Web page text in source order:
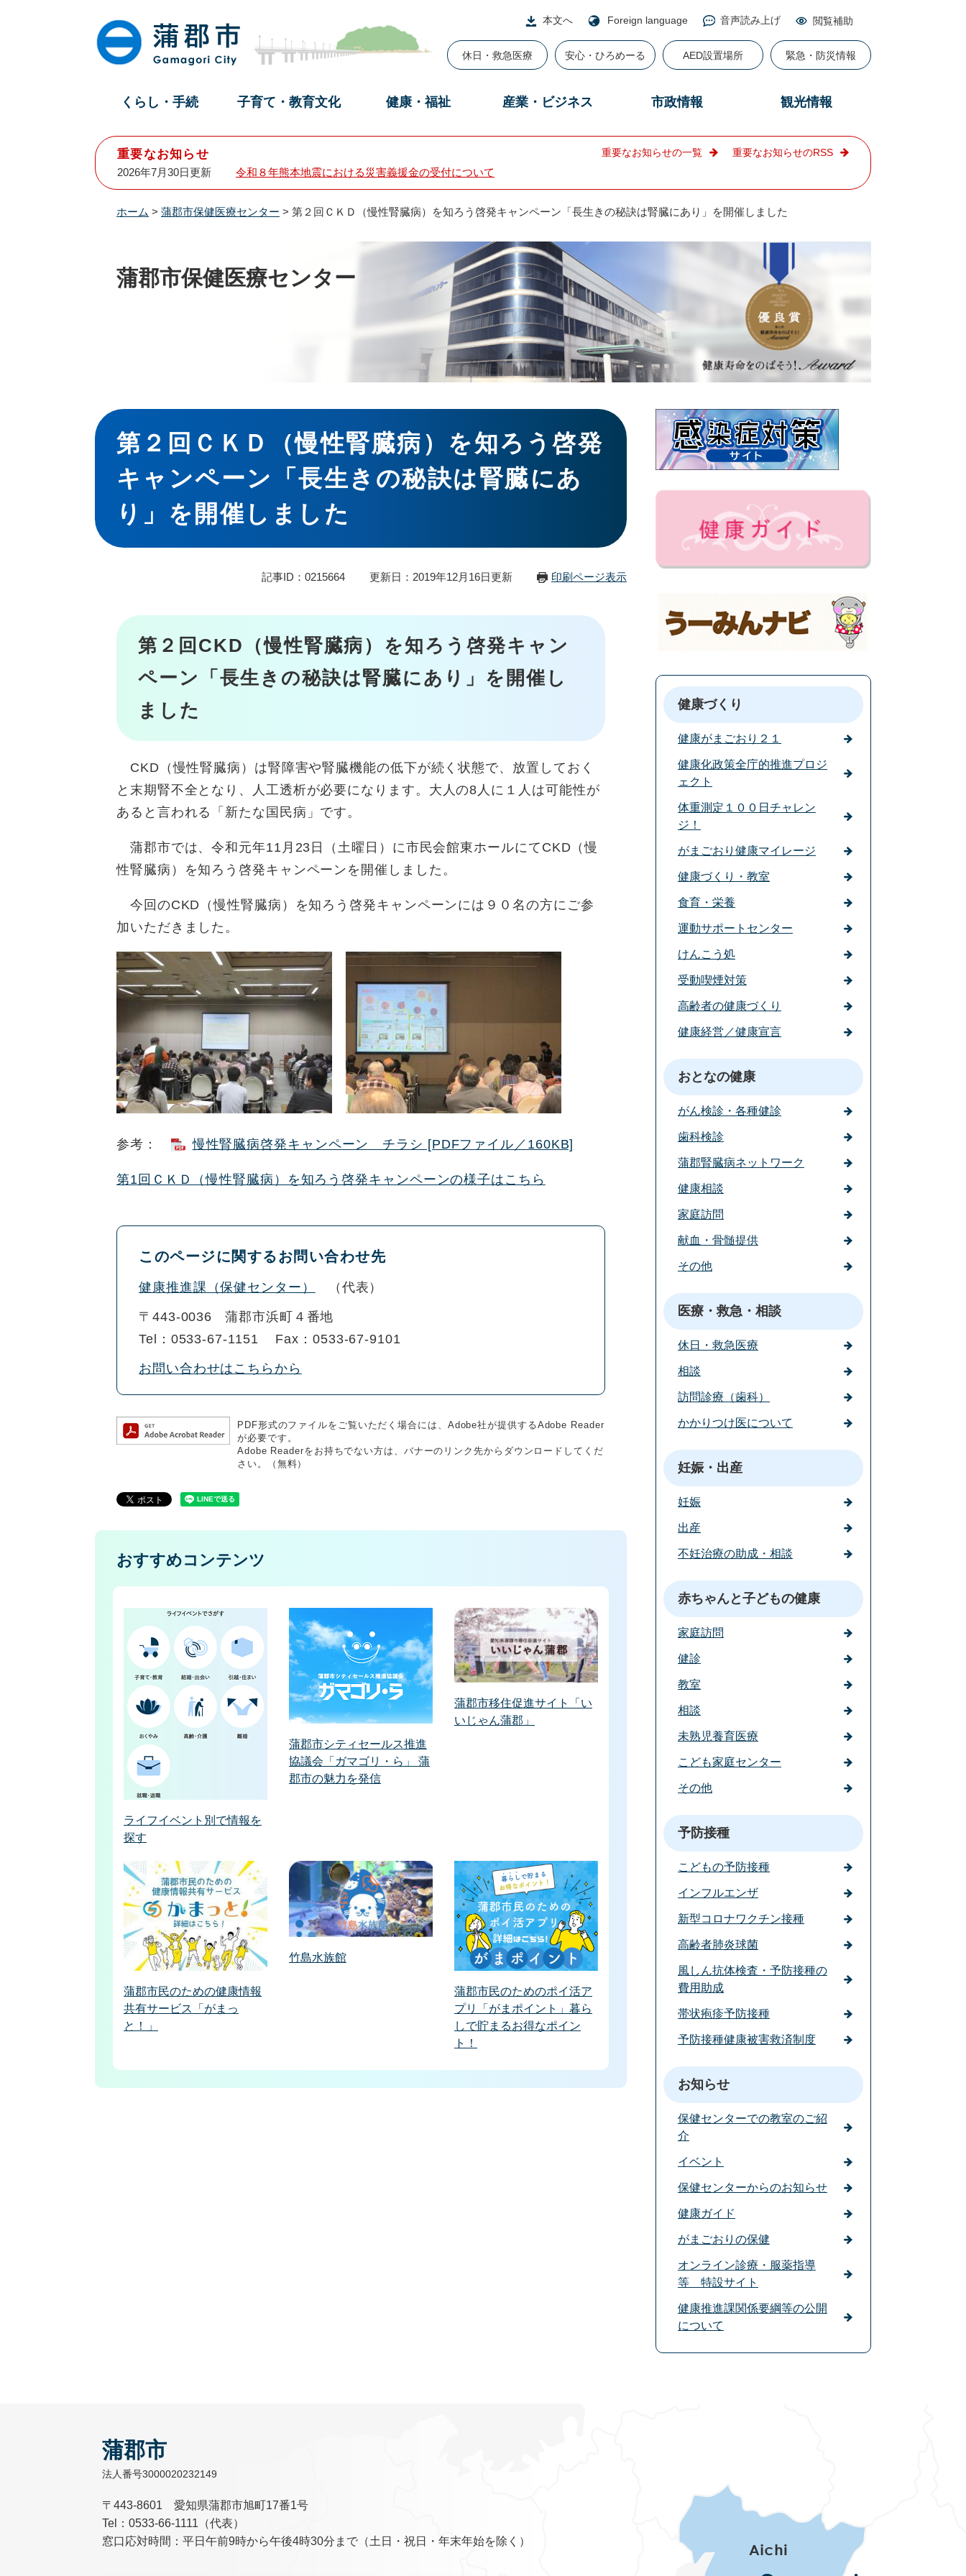
本文へ Foreign language 音声読み上げ 閲覧補助
休日・救急医療 安心・ひろめーる AED設置場所 緊急・防災情報
くらし・手続 子育て・教育文化 健康・福祉 産業・ビジネス 市政情報 観光情報
重要なお知らせ
2026年7月30日更新 令和８年熊本地震における災害義援金の受付について
重要なお知らせの一覧 重要なお知らせのRSS
ホーム > 蒲郡市保健医療センター > 第２回ＣＫＤ（慢性腎臓病）を知ろう啓発キャンペーン「長生きの秘訣は腎臓にあり」を開催しました
蒲郡市保健医療センター
本
文
第２回ＣＫＤ（慢性腎臓病）を知ろう啓発
キャンペーン「長生きの秘訣は腎臓にあ
り」を開催しました
記事ID：0215664 更新日：2019年12月16日更新 印刷ページ表示
第２回CKD（慢性腎臓病）を知ろう啓発キャン
ペーン「長生きの秘訣は腎臓にあり」を開催し
ました
CKD（慢性腎臓病）は腎障害や腎臓機能の低下が続く状態で、放置しておく
と末期腎不全となり、人工透析が必要になります。大人の8人に１人は可能性が
あると言われる「新たな国民病」です。
蒲郡市では、令和元年11月23日（土曜日）に市民会館東ホールにてCKD（慢
性腎臓病）を知ろう啓発キャンペーンを開催しました。
今回のCKD（慢性腎臓病）を知ろう啓発キャンペーンには９０名の方にご参
加いただきました。
参考： 慢性腎臓病啓発キャンペーン チラシ [PDFファイル／160KB]
第1回ＣＫＤ（慢性腎臓病）を知ろう啓発キャンペーンの様子はこちら
このページに関するお問い合わせ先
健康推進課（保健センター） 代表
〒443-0036
蒲郡市浜町４番地
Tel：0533-67-1151
Fax：0533-67-9101
お問い合わせはこちらから
PDF形式のファイルをご覧いただく場合には、Adobe社が提供するAdobe Reader
が必要です。
Adobe Readerをお持ちでない方は、バナーのリンク先からダウンロードしてくだ
さい。（無料）
おすすめコンテンツ
ライフイベント別で情報を
探す
蒲郡市シティセールス推進
協議会「ガマゴリ・ら」 蒲
郡市の魅力を発信
蒲郡市移住促進サイト「い
いじゃん蒲郡」
蒲郡市民のための健康情報
共有サービス「がまっ
と！」
竹島水族館
蒲郡市民のためのポイ活ア
プリ「がまポイント」暮ら
しで貯まるお得なポイン
ト！
健康づくり
健康がまごおり２１
健康化政策全庁的推進プロジ
ェクト
体重測定１００日チャレン
ジ！
がまごおり健康マイレージ
健康づくり・教室
食育・栄養
運動サポートセンター
けんこう処
受動喫煙対策
高齢者の健康づくり
健康経営／健康宣言
おとなの健康
がん検診・各種健診
歯科検診
蒲郡腎臓病ネットワーク
健康相談
家庭訪問
献血・骨髄提供
その他
医療・救急・相談
休日・救急医療
相談
訪問診療（歯科）
かかりつけ医について
妊娠・出産
妊娠
出産
不妊治療の助成・相談
赤ちゃんと子どもの健康
家庭訪問
健診
教室
相談
未熟児養育医療
こども家庭センター
その他
予防接種
こどもの予防接種
インフルエンザ
新型コロナワクチン接種
高齢者肺炎球菌
風しん抗体検査・予防接種の
費用助成
帯状疱疹予防接種
予防接種健康被害救済制度
お知らせ
保健センターでの教室のご紹
介
イベント
保健センターからのお知らせ
健康ガイド
がまごおりの保健
オンライン診療・服薬指導
等 特設サイト
健康推進課関係要綱等の公開
について
蒲郡市
法人番号3000020232149
〒443-8601 愛知県蒲郡市旭町17番1号
Tel：0533-66-1111（代表）
窓口応対時間：平日午前9時から午後4時30分まで（土日・祝日・年末年始を除く）